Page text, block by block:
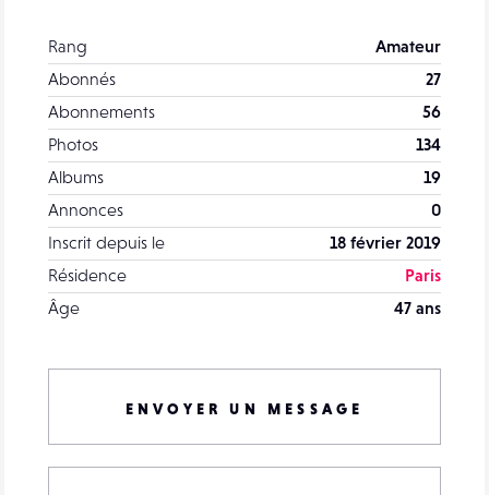
Rang
Amateur
Abonnés
27
Abonnements
56
Photos
134
Albums
19
Annonces
0
Inscrit depuis le
18 février 2019
Résidence
Paris
Âge
47 ans
ENVOYER UN MESSAGE